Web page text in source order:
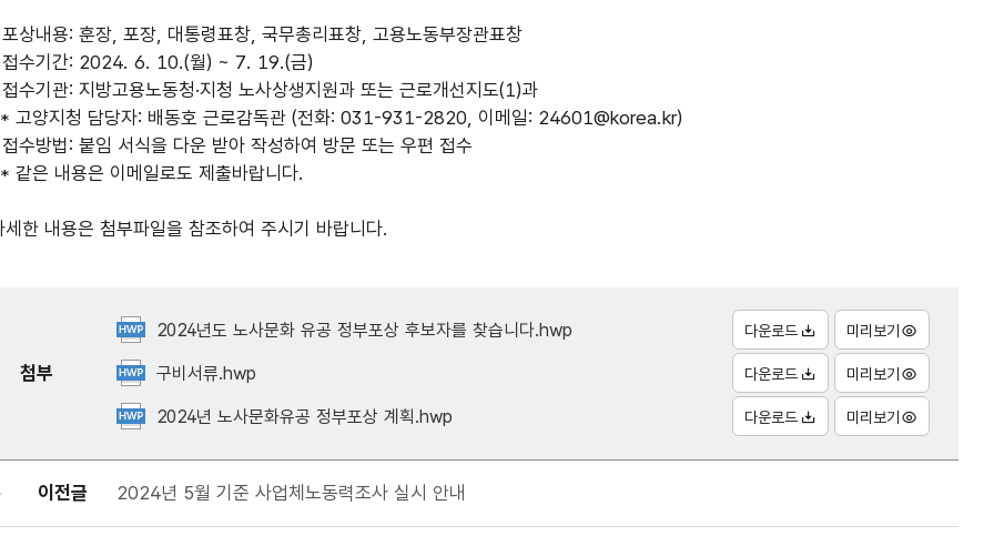
상내용: 훈장, 포장, 대통령표창, 국무총리표창, 고용노동부장관표창
수기간: 2024. 6. 10.(월) ~ 7. 19.(금)
수기관: 지방고용노동청·지청 노사상생지원과 또는 근로개선지도(1)과
* 고양지청 담당자: 배동호 근로감독관 (전화: 031-931-2820, 이메일: 24601@korea.kr)
수방법: 붙임 서식을 다운 받아 작성하여 방문 또는 우편 접수
* 같은 내용은 이메일로도 제출바랍니다.
세한 내용은 첨부파일을 참조하여 주시기 바랍니다.
첨부
2024년도 노사문화 유공 정부포상 후보자를 찾습니다.hwp 다운로드 미리보기
구비서류.hwp 다운로드 미리보기
2024년 노사문화유공 정부포상 계획.hwp 다운로드 미리보기
이전글 2024년 5월 기준 사업체노동력조사 실시 안내